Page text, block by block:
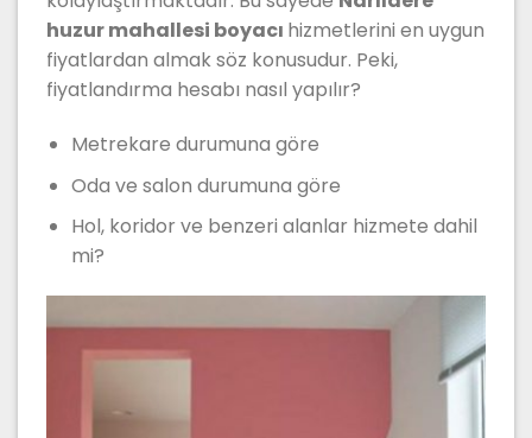
huzur mahallesi boyacı hizmetlerini en uygun
fiyatlardan almak söz konusudur. Peki,
fiyatlandırma hesabı nasıl yapılır?
Metrekare durumuna göre
Oda ve salon durumuna göre
Hol, koridor ve benzeri alanlar hizmete dahil
mi?